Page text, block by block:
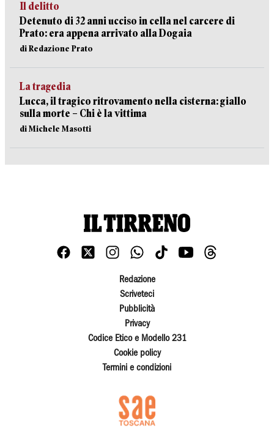
Il delitto
Detenuto di 32 anni ucciso in cella nel carcere di
Prato: era appena arrivato alla Dogaia
di Redazione Prato
La tragedia
Lucca, il tragico ritrovamento nella cisterna: giallo
sulla morte – Chi è la vittima
di Michele Masotti
Redazione
Scriveteci
Pubblicità
Privacy
Codice Etico e Modello 231
Cookie policy
Termini e condizioni